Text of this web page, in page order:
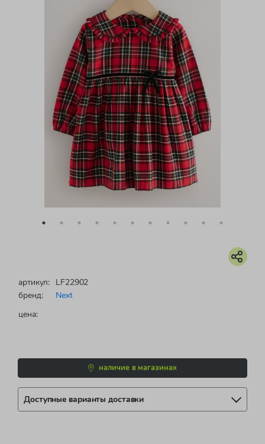
артикул: LF22902
бренд:
Next
цена:
наличие в магазинах
Доступные варианты доставки